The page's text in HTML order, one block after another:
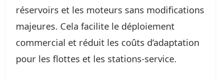
réservoirs et les moteurs sans modifications
majeures. Cela facilite le déploiement
commercial et réduit les coûts d’adaptation
pour les flottes et les stations‑service.